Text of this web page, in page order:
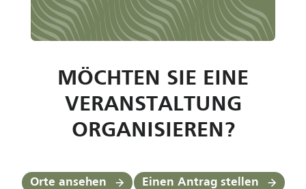
MÖCHTEN SIE EINE
VERANSTALTUNG
ORGANISIEREN?
Orte ansehen Einen Antrag stellen